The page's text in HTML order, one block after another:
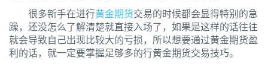
很多新手在进行黄金期货交易的时候都会显得特别的急
躁，还没怎么了解清楚就直接入场了，如果是这样的话往往
就会导致自己出现比较大的亏损，所以想要通过黄金期货盈
利的话，就一定要掌握足够多的行黄金期货交易技巧。